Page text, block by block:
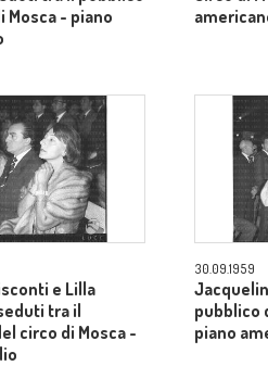
Mosca - piano
e Lilla
tra il
circo di Mosca -
30.09.1959
pubblico
piano